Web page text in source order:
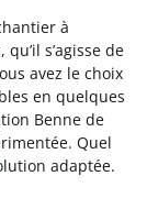
à
s’agisse de
avez le choix
en quelques
Benne de
Quel
adaptée.